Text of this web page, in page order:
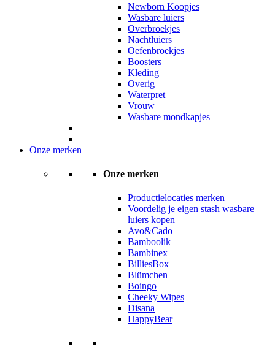
Newborn Koopjes
Wasbare luiers
Overbroekjes
Nachtluiers
Oefenbroekjes
Boosters
Kleding
Overig
Waterpret
Vrouw
Wasbare mondkapjes
Onze merken
Onze merken
Productielocaties merken
Voordelig je eigen stash wasbare
luiers kopen
Avo&Cado
Bamboolik
Bambinex
BilliesBox
Blümchen
Boingo
Cheeky Wipes
Disana
HappyBear